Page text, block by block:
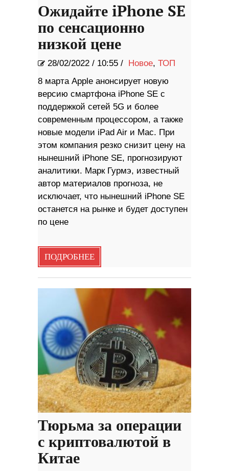
Ожидайте iPhone SE
по сенсационно
низкой цене
28/02/2022 / 10:55 / Новое, ТОП
8 марта Apple анонсирует новую
версию смартфона iPhone SE с
поддержкой сетей 5G и более
современным процессором, а также
новые модели iPad Air и Mac. При
этом компания резко снизит цену на
нынешний iPhone SE, прогнозируют
аналитики. Марк Гурмэ, известный
автор материалов прогноза, не
исключает, что нынешний iPhone SE
останется на рынке и будет доступен
по цене
ПОДРОБНЕЕ
Тюрьма за операции
с криптовалютой в
Китае